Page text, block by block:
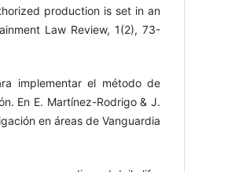
production is set in an
Law Review, 1(2), 73-
implementar el método de
En E. Martínez-Rodrigo & J.
en áreas de Vanguardia